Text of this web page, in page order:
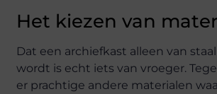
Het kiezen van
Dat een archiefkast alleen van
wordt is echt iets van vroeger.
er prachtige andere materialen